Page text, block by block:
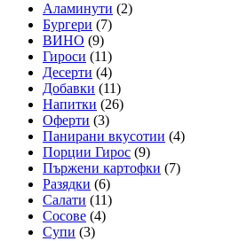
Аламинути (2)
Бургери (7)
ВИНО (9)
Гироси (11)
Десерти (4)
Добавки (11)
Напитки (26)
Оферти (3)
Панирани вкусотии (4)
Порции Гирос (9)
Пържени картофки (7)
Разядки (6)
Салати (11)
Сосове (4)
Супи (3)